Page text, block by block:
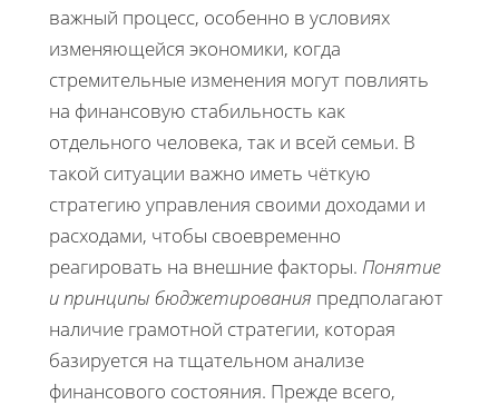
важный процесс, особенно в условиях
изменяющейся экономики, когда
стремительные изменения могут повлиять
на финансовую стабильность как
отдельного человека, так и всей семьи. В
такой ситуации важно иметь чёткую
стратегию управления своими доходами и
расходами, чтобы своевременно
реагировать на внешние факторы. Понятие
и принципы бюджетирования предполагают
наличие грамотной стратегии, которая
базируется на тщательном анализе
финансового состояния. Прежде всего,